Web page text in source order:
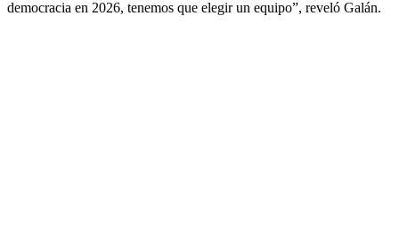
democracia en 2026, tenemos que elegir un equipo”, reveló Galán.